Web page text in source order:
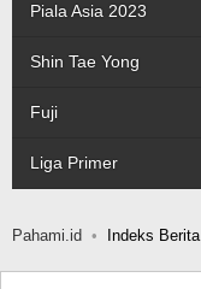
Piala Asia 2023
Shin Tae Yong
Fuji
Liga Primer
Pahami.id Indeks Berita